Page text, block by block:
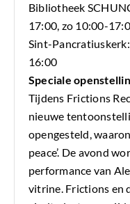
Bibliotheek
17:00, zo 10:00-
Sint-
16:00
Speciale
Tijdens Frictions
nieuwe
opengesteld,
peace’. De avond
performance van
vitrine. Frictions en